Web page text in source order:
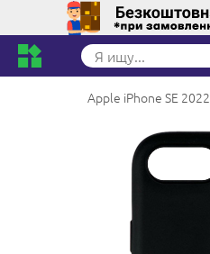
Apple iPhone SE 2022